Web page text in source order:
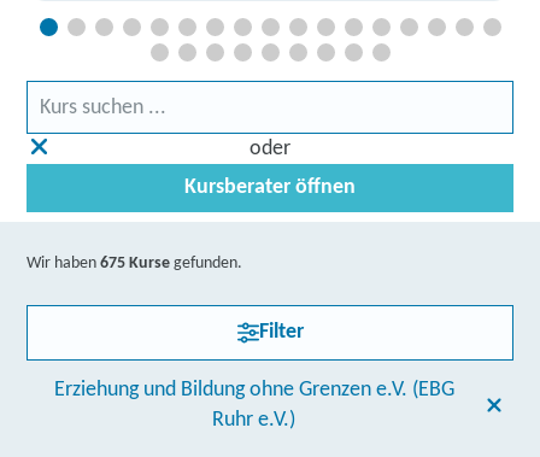
oder
Kursberater öffnen
Wir haben675 Kurse gefunden.
Filter
Erziehung und Bildung ohne Grenzen e.V. (EBG
Ruhr e.V.)